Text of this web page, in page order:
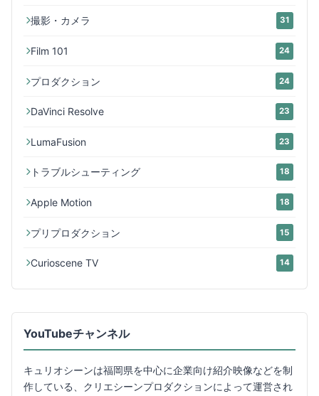
撮影・カメラ 31
Film 101 24
プロダクション 24
DaVinci Resolve 23
LumaFusion 23
トラブルシューティング 18
Apple Motion 18
プリプロダクション 15
Curioscene TV 14
YouTubeチャンネル
キュリオシーンは福岡県を中心に企業向け紹介映像などを制
作している、クリエシーンプロダクションによって運営され